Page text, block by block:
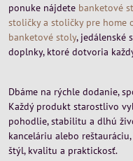
ponuke nájdete banketové
stoličky a stoličky pre home
banketové stoly, jedálenské
doplnky, ktoré dotvoria
Dbáme na rýchle dodanie,
Každý produkt starostlivo
pohodlie, stabilitu a dlhú
kanceláriu alebo
štýl, kvalitu a praktickosť.